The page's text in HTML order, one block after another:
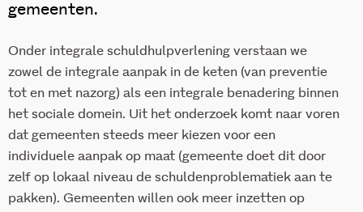
gemeenten.
Onder integrale schuldhulpverlening verstaan we
zowel de integrale aanpak in de keten (van preventie
tot en met nazorg) als een integrale benadering binnen
het sociale domein. Uit het onderzoek komt naar voren
dat gemeenten steeds meer kiezen voor een
individuele aanpak op maat (gemeente doet dit door
zelf op lokaal niveau de schuldenproblematiek aan te
pakken). Gemeenten willen ook meer inzetten op